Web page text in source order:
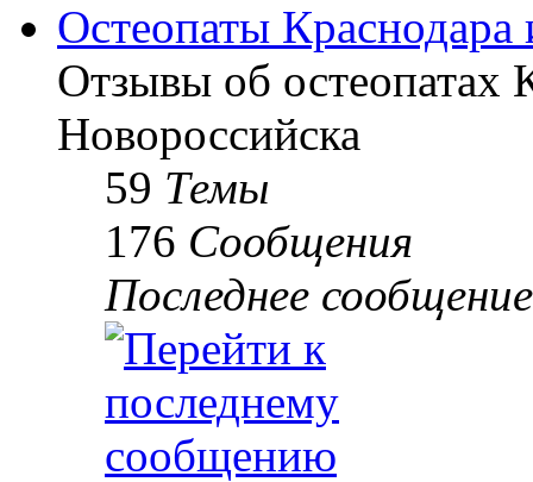
Остеопаты Краснодара
Отзывы об остеопатах
Новороссийска
59 Темы
176 Сообщения
Последнее сообщение